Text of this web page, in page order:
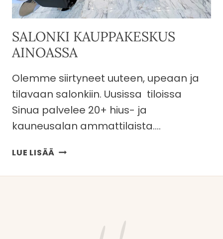
SALONKI KAUPPAKESKUS
AINOASSA
Olemme siirtyneet uuteen, upeaan ja
tilavaan salonkiin. Uusissa tiloissa
Sinua palvelee 20+ hius- ja
kauneusalan ammattilaista….
LUE LISÄÄ SALONKI
AINOASSA